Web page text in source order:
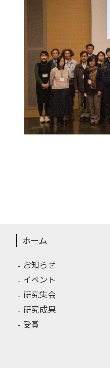
ホーム
お知らせ
イベント
研究集会
研究成果
受賞